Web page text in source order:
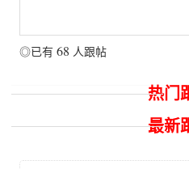
◎已有 68 人跟帖
热门
最新